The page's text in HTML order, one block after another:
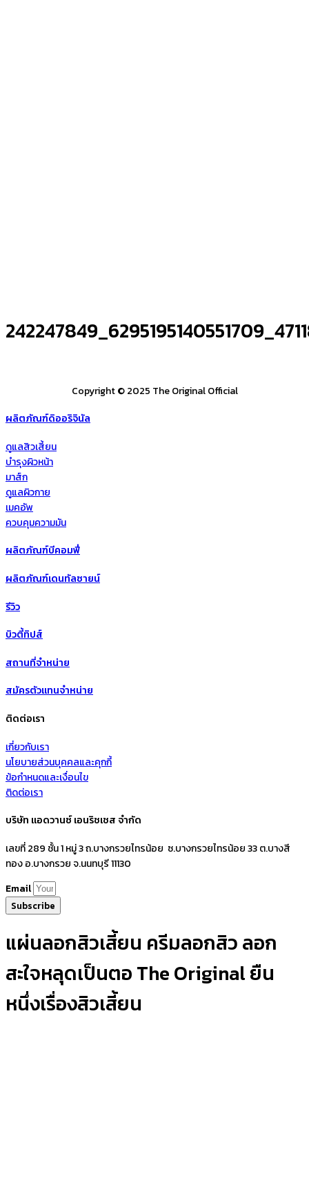
Copyright © 2025 The Original Official
ผลิตภัณฑ์ดิออริจินัล
ดูแลสิวเสี้ยน
บำรุงผิวหน้า
มาส์ก
ดูแลผิวกาย
เมคอัพ
ควบคุมความมัน
ผลิตภัณฑ์บีคอมฟี่
ผลิตภัณฑ์เดนทัลซายน์
รีวิว
บิวตี้ทิปส์
สถานที่จำหน่าย
สมัครตัวแทนจำหน่าย
ติดต่อเรา
เกี่ยวกับเรา
นโยบายส่วนบุคคลและคุกกี้
ข้อกำหนดและเงื่อนไข
ติดต่อเรา
บริษัท แอดวานซ์ เอนริชเชส จำกัด
เลขที่ 289 ชั้น 1 หมู่ 3 ถ.บางกรวยไทรน้อย ซ.บางกรวยไทรน้อย 33 ต.บางสี
ทอง อ.บางกรวย จ.นนทบุรี 11130
Email
Subscribe
แผ่นลอกสิวเสี้ยน ครีมลอกสิว ลอก
สะใจหลุดเป็นตอ The Original ยืน
หนึ่งเรื่องสิวเสี้ยน